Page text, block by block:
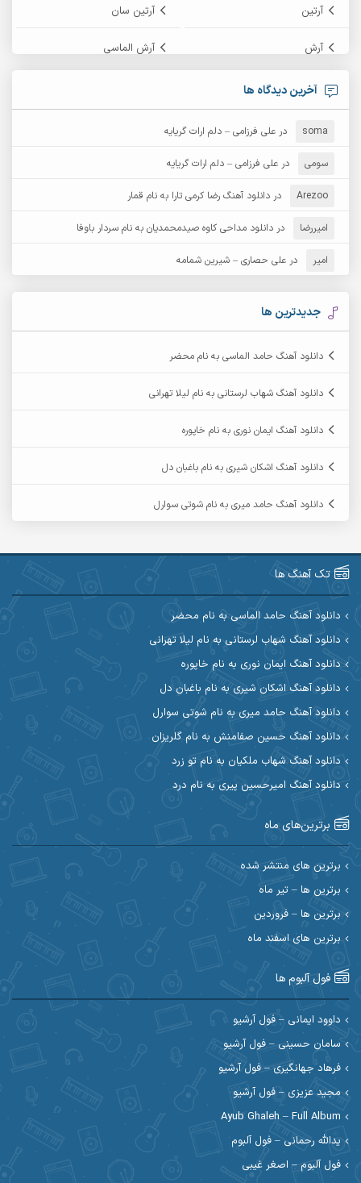
آرتین آرتین سان
آرش آرش الماسی
آرش امامی
آرش دی جی 2
آرش عثمان
آرش مبهم آرش مستشیری
آرش مهرابی آرش نظری
آرشام
آرکاداش
آرین صیادی
آرین مریدی
آوات بوکانی آوات یگانه
آیت احمدنژاد
ابراهیم شمس ابوالحسن جاویدان
ابی حسینی
احسان آیینفر احسان اصغری
احسان امیدوار
احسان حیدری احسان دریادل
احسان رمضانی احسان علیانی
احسان کریمی احسان کمری
احسان مرادیان احمد اسلامی
احمد بیرانوند
احمد صحراییان
احمد نازدار احمد نوریان
احمدرضا امرایی
ارسلان منصوری ارسی بند
آخرین دیدگاه ها
soma در علی فرزامی – دلم ارات گریایه
سومی در علی فرزامی – دلم ارات گریایه
Arezoo در دانلود آهنگ رضا کرمی تارا به نام قمار
امیررضا در دانلود مداحی کاوه صیدمحمدیان به نام سردار باوفا
امیر در علی حصاری – شیرین شمامه
جدیدترین ها
دانلود آهنگ حامد الماسی به نام محضر
دانلود آهنگ شهاب لرستانی به نام لیلا تهرانی
دانلود آهنگ ایمان نوری به نام خاپوره
دانلود آهنگ اشکان شیری به نام باغبان دل
دانلود آهنگ حامد میری به نام شوتی سوارل
تک آهنگ ها
دانلود آهنگ حامد الماسی به نام محضر
دانلود آهنگ شهاب لرستانی به نام لیلا تهرانی
دانلود آهنگ ایمان نوری به نام خاپوره
دانلود آهنگ اشکان شیری به نام باغبان دل
دانلود آهنگ حامد میری به نام شوتی سوارل
دانلود آهنگ حسین صفامنش به نام گلریزان
دانلود آهنگ شهاب ملکیان به نام تو زرد
دانلود آهنگ امیرحسین پیری به نام درد
برترین‌های ماه
برترین های منتشر شده
برترین ها – تیر ماه
برترین ها – فروردین
برترین های اسفند ماه
فول آلبوم ها
داوود ایمانی – فول آرشیو
سامان حسینی – فول آرشیو
فرهاد جهانگیری – فول آرشیو
مجید عزیزی – فول آرشیو
Ayub Ghaleh – Full Album
یدالله رحمانی – فول آلبوم
فول آلبوم – اصغر غیبی